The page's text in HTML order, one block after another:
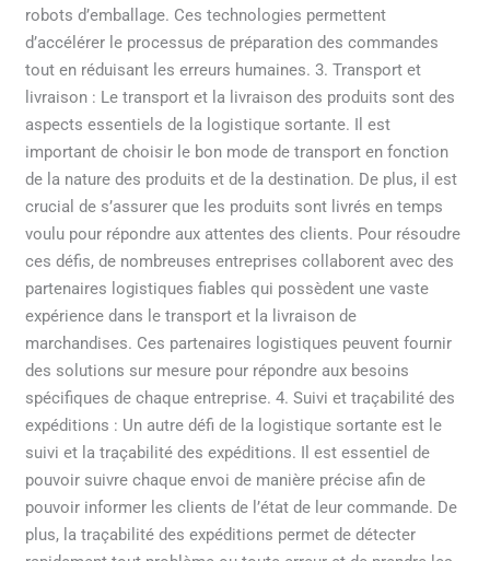
robots d’emballage. Ces technologies permettent
d’accélérer le processus de préparation des commandes
tout en réduisant les erreurs humaines. 3. Transport et
livraison : Le transport et la livraison des produits sont des
aspects essentiels de la logistique sortante. Il est
important de choisir le bon mode de transport en fonction
de la nature des produits et de la destination. De plus, il est
crucial de s’assurer que les produits sont livrés en temps
voulu pour répondre aux attentes des clients. Pour résoudre
ces défis, de nombreuses entreprises collaborent avec des
partenaires logistiques fiables qui possèdent une vaste
expérience dans le transport et la livraison de
marchandises. Ces partenaires logistiques peuvent fournir
des solutions sur mesure pour répondre aux besoins
spécifiques de chaque entreprise. 4. Suivi et traçabilité des
expéditions : Un autre défi de la logistique sortante est le
suivi et la traçabilité des expéditions. Il est essentiel de
pouvoir suivre chaque envoi de manière précise afin de
pouvoir informer les clients de l’état de leur commande. De
plus, la traçabilité des expéditions permet de détecter